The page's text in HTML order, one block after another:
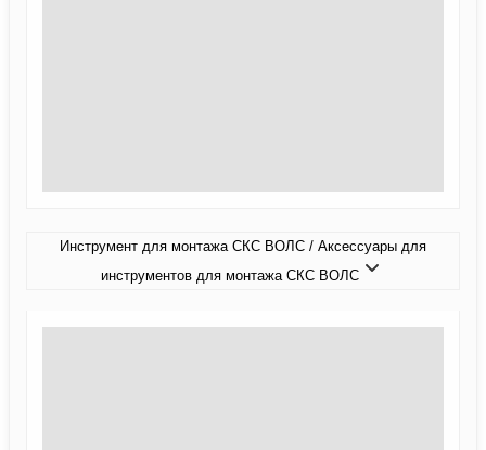
Инструмент для монтажа СКС ВОЛС / Аксессуары для
инструментов для монтажа СКС ВОЛС